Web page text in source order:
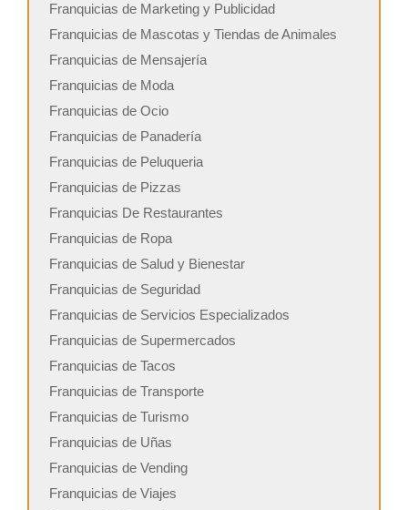
Franquicias de Marketing y Publicidad
Franquicias de Mascotas y Tiendas de Animales
Franquicias de Mensajería
Franquicias de Moda
Franquicias de Ocio
Franquicias de Panadería
Franquicias de Peluqueria
Franquicias de Pizzas
Franquicias De Restaurantes
Franquicias de Ropa
Franquicias de Salud y Bienestar
Franquicias de Seguridad
Franquicias de Servicios Especializados
Franquicias de Supermercados
Franquicias de Tacos
Franquicias de Transporte
Franquicias de Turismo
Franquicias de Uñas
Franquicias de Vending
Franquicias de Viajes